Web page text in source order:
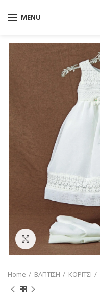
MENU
Click to enlarge
Home ΒΑΠΤΙΣΗ ΚΟΡΙΤΣΙ